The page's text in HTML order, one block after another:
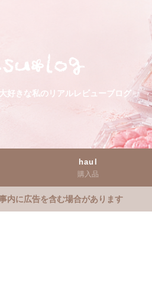
好きな私のリアルレビューブログ
haul
購入品
内に広告を含む場合があります